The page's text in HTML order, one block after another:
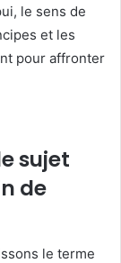
le sens de
et les
pour affronter
sujet
de
le terme